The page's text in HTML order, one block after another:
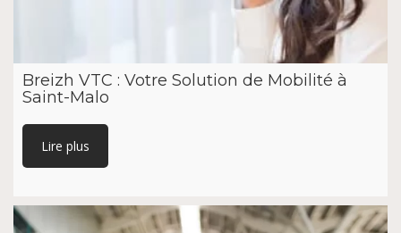
Breizh VTC : Votre Solution de Mobilité à
Saint-Malo
Lire plus